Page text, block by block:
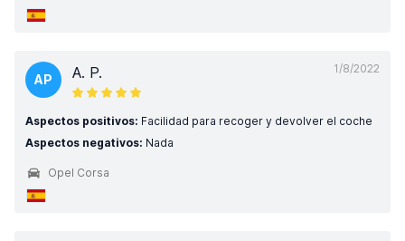
1/8/2022
AP A. P.
Aspectos positivos: Facilidad para recoger y devolver el coche
Aspectos negativos: Nada
Opel Corsa